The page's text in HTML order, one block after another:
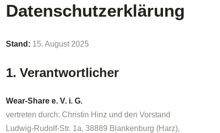
Datenschutzerklärung
Stand: 15. August 2025
1. Verantwortlicher
Wear-Share e. V. i. G.
vertreten durch: Christin Hinz und den Vorstand
Ludwig-Rudolf-Str. 1a, 38889 Blankenburg (Harz),